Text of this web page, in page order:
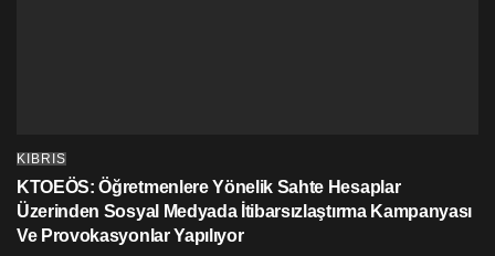
KIBRIS
KTOEÖS: Öğretmenlere Yönelik Sahte Hesaplar
Üzerinden Sosyal Medyada İtibarsızlaştırma Kampanyası
Ve Provokasyonlar Yapılıyor